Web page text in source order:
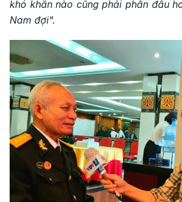
khó khăn nào cũng phải phấn đấu
Nam đợi".